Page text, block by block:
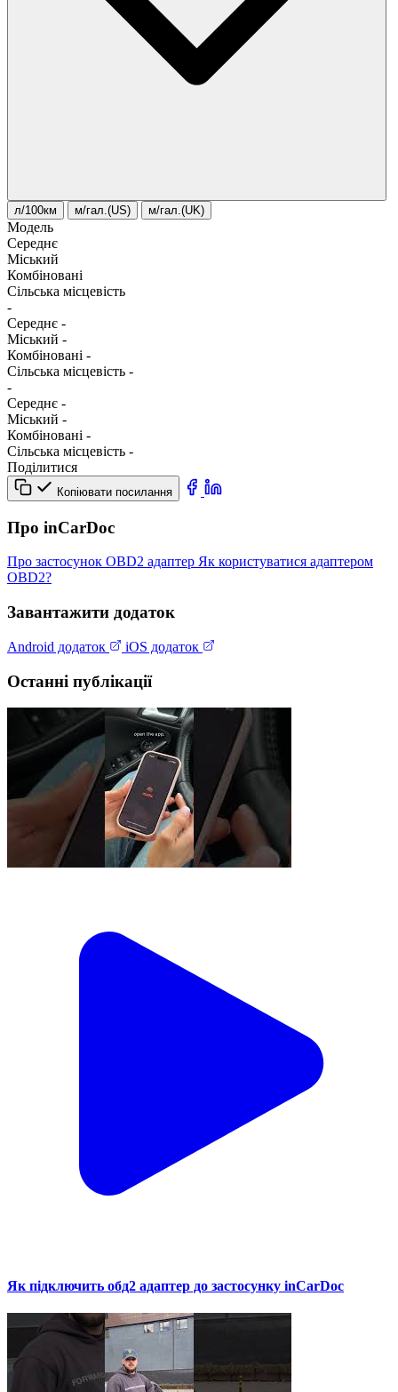
л/100км м/гал.(US) м/гал.(UK)
Модель
Середнє
Міський
Комбіновані
Сільська місцевість
-
Середнє -
Міський -
Комбіновані -
Сільська місцевість -
-
Середнє -
Міський -
Комбіновані -
Сільська місцевість -
Поділитися
Копіювати посилання
Про inCarDoc
Про застосунок OBD2 адаптер Як користуватися адаптером
OBD2?
Завантажити додаток
Android додаток iOS додаток
Останні публікації
Як підключить обд2 адаптер до застосунку inCarDoc